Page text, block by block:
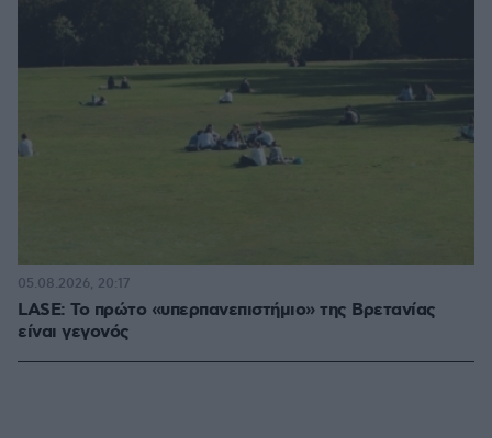
LASE: Το πρώτο «υπερπανεπιστήμιο» της Βρετανίας
είναι γεγονός
05.08.2026, 20:17